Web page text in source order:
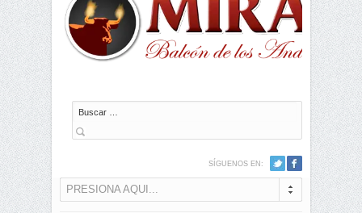
Buscar
SÍGUENOS EN:
PRESIONA AQUI...